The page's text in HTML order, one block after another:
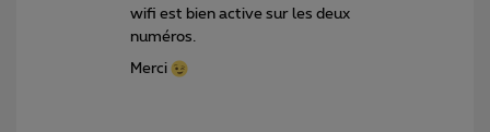
wifi est bien active sur les deux
numéros.
Merci